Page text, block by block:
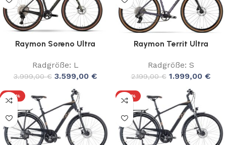
Raymon Soreno Ultra
Radgröße: L
3.999,00€ 3.599,00 €
Raymon Territ Ultra
Radgröße: S
2.199,00€ 1.999,00 €
-20% -20%